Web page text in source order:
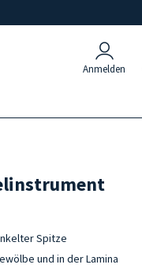
Anmelden
Spitze
und in der Lamina